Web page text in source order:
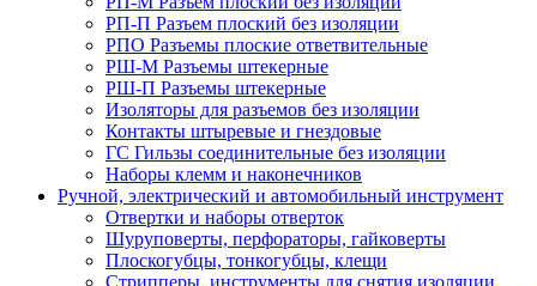
РП-П Разъем плоский без изоляции
РПО Разъемы плоские ответвительные
РШ-М Разъемы штекерные
РШ-П Разъемы штекерные
Изоляторы для разъемов без изоляции
Контакты штыревые и гнездовые
ГС Гильзы соединительные без изоляции
Наборы клемм и наконечников
Ручной, электрический и автомобильный инструмент
Отвертки и наборы отверток
Шуруповерты, перфораторы, гайковерты
Плоскогубцы, тонкогубцы, клещи
Стрипперы, инструменты для снятия изоляции